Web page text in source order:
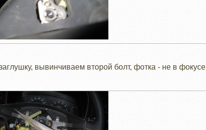
вывинчиваем второй болт, фотка - не в фокусе